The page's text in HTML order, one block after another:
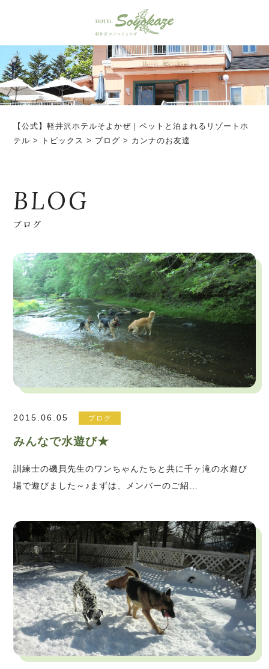
【公式】軽井沢ホテルそよかぜ｜ペットと泊まれるリゾートホ
テル > トピックス > ブログ > カンナのお友達
BLOG
ブログ
2015.06.05 ブログ
みんなで水遊び★
訓練士の磯貝先生のワンちゃんたちと共に千ヶ滝の水遊び
場で遊びました～♪まずは、メンバーのご紹…